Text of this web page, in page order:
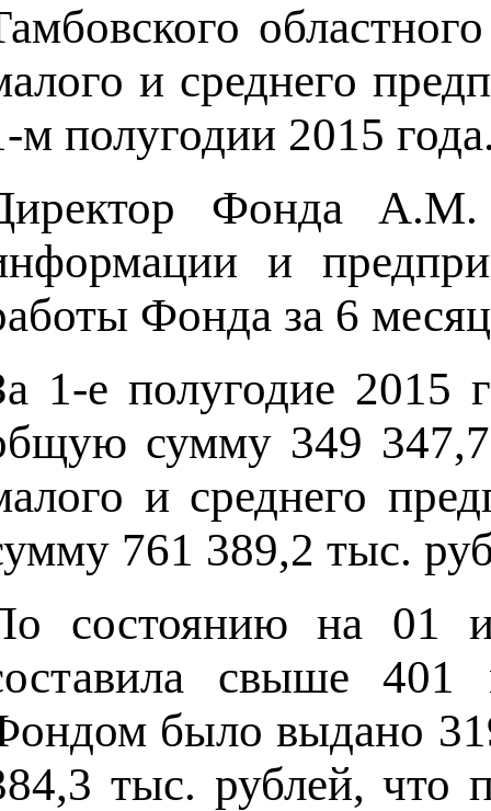
и среднего
м полугодии 2015
Фонда А.М.
и
Фонда за 6
1-е полугодие 2015
сумму 349 347,7
и среднего
761 389,2 тыс.
состоянию на 01
свыше 401
было выдано
тыс. рублей, что